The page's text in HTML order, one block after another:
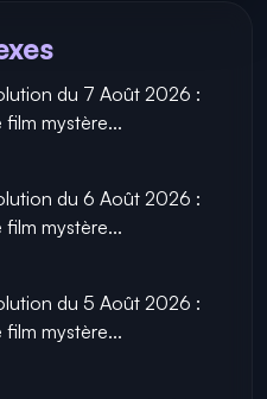
du 7 Août 2026 :
mystère...
du 6 Août 2026 :
mystère...
du 5 Août 2026 :
mystère...